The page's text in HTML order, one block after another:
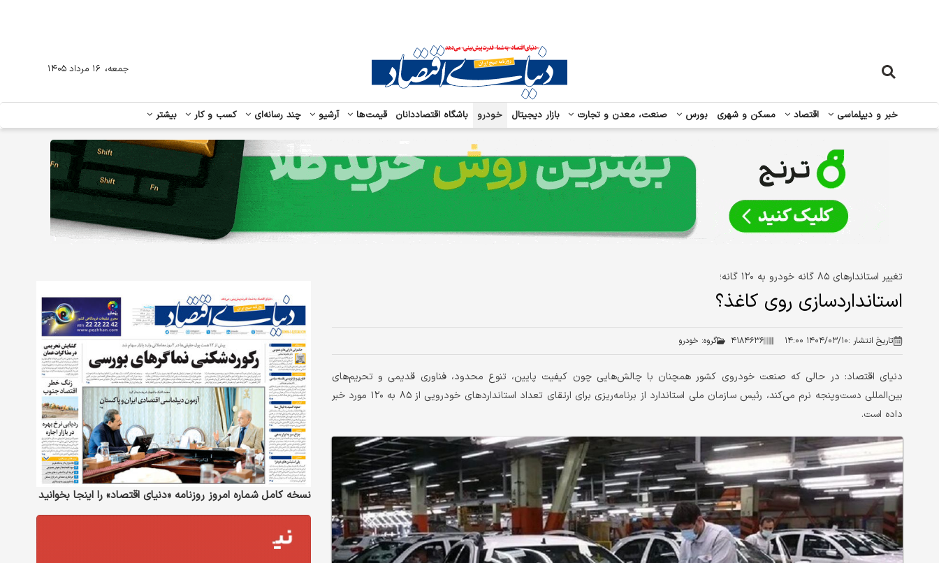
خبر و دیپلماسی اقتصاد مسکن و شهری بورس صنعت، معدن و تجارت بازار دیجیتال خودرو باشگاه اقتصاددانان قیمت‌ها آرشیو چند رسانه‌ای کسب و کار بیشتر
جمعه، ۱۶ مرداد ۱۴۰۵
تغییر استاندارهای ۸۵ گانه خودرو به ۱۲۰ گانه؛
استانداردسازی روی کاغذ؟
تاریخ انتشار :۱۴۰۴/۰۳/۱۰ ۱۴:۰۰ ۴۱۸۴۶۳۶ گروه: خودرو
دنیای اقتصاد: در حالی که صنعت خودروی کشور همچنان با چالش‌هایی چون کیفیت پایین، تنوع محدود، فناوری قدیمی و تحریم‌های
بین‌المللی دست‌وپنجه نرم می‌کند، رئیس سازمان ملی استاندارد از برنامه‌ریزی برای ارتقای تعداد استانداردهای خودرویی از ۸۵ به ۱۲۰ مورد خبر
داده است.
نسخه کامل شماره امروز روزنامه «دنیای‌ اقتصاد» را اینجا بخوانید